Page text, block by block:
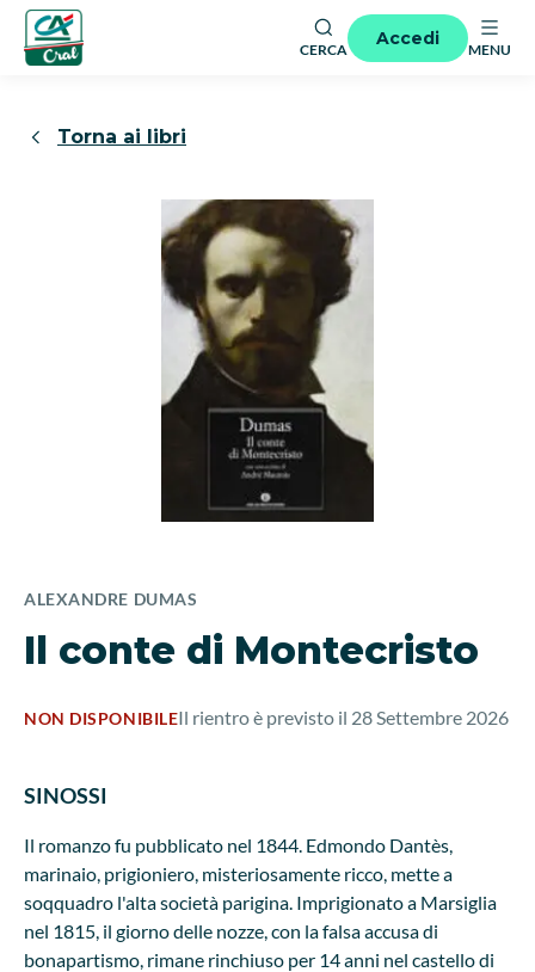
CERCA
Accedi
MENU
Torna ai libri
ALEXANDRE DUMAS
Il conte di Montecristo
NON DISPONIBILEIl rientro è previsto il 28 Settembre 2026
SINOSSI
Il romanzo fu pubblicato nel 1844. Edmondo Dantès,
marinaio, prigioniero, misteriosamente ricco, mette a
soqquadro l'alta società parigina. Imprigionato a Marsiglia
nel 1815, il giorno delle nozze, con la falsa accusa di
bonapartismo, rimane rinchiuso per 14 anni nel castello di